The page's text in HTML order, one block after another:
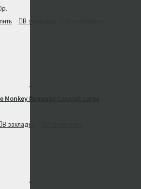
В закладки
Monkey Ruggage Carryall Large
В закладки